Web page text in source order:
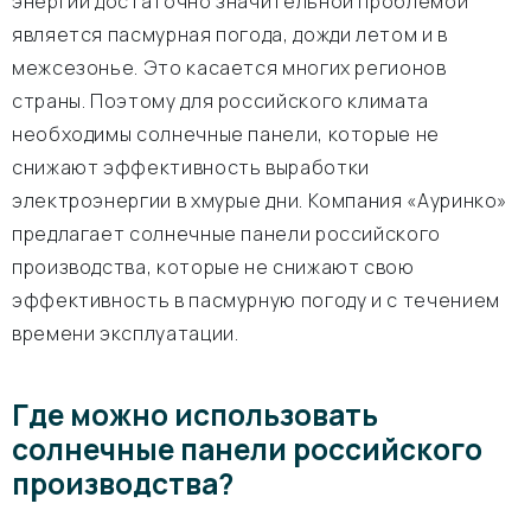
является пасмурная погода, дожди летом и в
межсезонье. Это касается многих регионов
страны. Поэтому для российского климата
необходимы солнечные панели, которые не
снижают эффективность выработки
электроэнергии в хмурые дни. Компания «Ауринко»
предлагает солнечные панели российского
производства, которые не снижают свою
эффективность в пасмурную погоду и с течением
времени эксплуатации.
Где можно использовать
солнечные панели российского
производства?